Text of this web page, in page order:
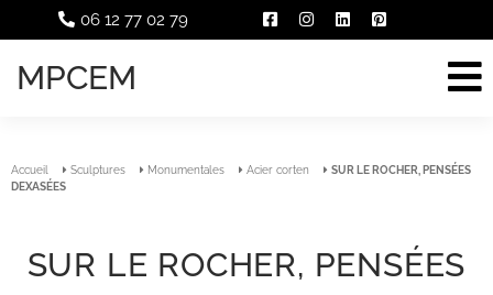
06 12 77 02 79
MPCEM
Accueil Sculptures Monumentales Acier corten
SUR LE ROCHER, PENSÉES
DEXASÉES
SUR LE ROCHER, PENSÉES